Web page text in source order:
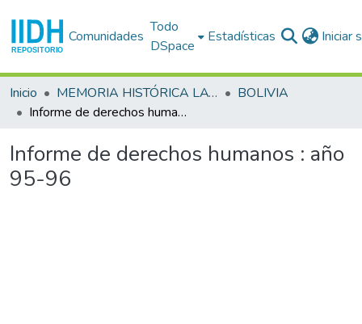
Comunidades
Todo
DSpace
Estadísticas Iniciar
Inicio MEMORIA HISTÓRICA LATINOAMERICANA
BOLIVIA
Informe de derechos humanos : año 95-96
Informe de derechos humanos : año
95-96